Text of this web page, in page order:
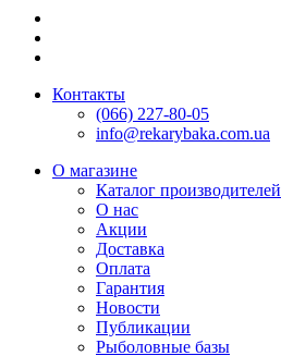
Контакты
(066) 227-80-05
info@rekarybaka.com.ua
О магазине
Каталог производителей
О нас
Акции
Доставка
Оплата
Гарантия
Новости
Публикации
Рыболовные базы